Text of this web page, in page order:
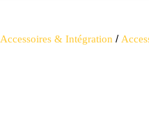
Accessoires & Intégration /